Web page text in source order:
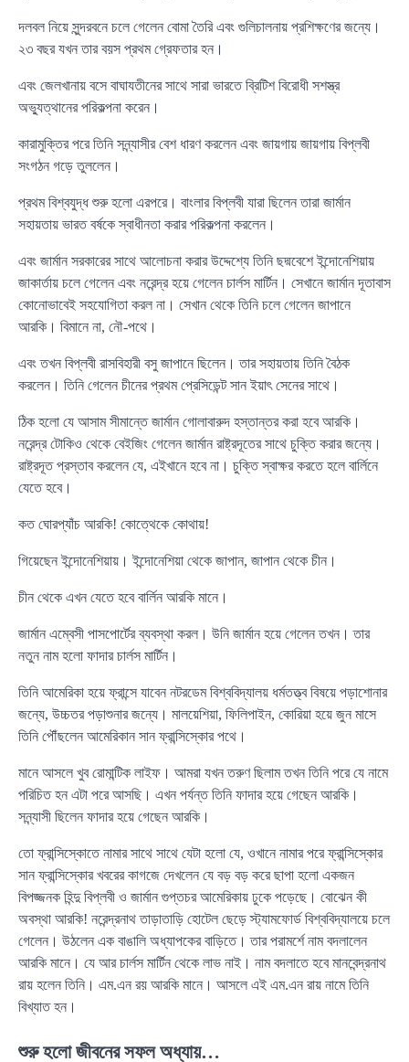
দলবল নিয়ে সুন্দরবনে চলে গেলেন বোমা তৈরি এবং গুলিচালনায় প্রশিক্ষণের জন্যে।
২৩ বছর যখন তার বয়স প্রথম গ্রেফতার হন।
এবং জেলখানায় বসে বাঘাযতীনের সাথে সারা ভারতে ব্রিটিশ বিরোধী সশস্ত্র
অভ্যুত্থানের পরিকল্পনা করেন।
কারামুক্তির পরে তিনি সন্ন্যাসীর বেশ ধারণ করলেন এবং জায়গায় জায়গায় বিপ্লবী
সংগঠন গড়ে তুললেন।
প্রথম বিশ্বযুদ্ধ শুরু হলো এরপরে। বাংলার বিপ্লবী যারা ছিলেন তারা জার্মান
সহায়তায় ভারত বর্ষকে স্বাধীনতা করার পরিকল্পনা করলেন।
এবং জার্মান সরকারের সাথে আলোচনা করার উদ্দেশ্যে তিনি ছদ্মবেশে ইন্দোনেশিয়ায়
জাকার্তায় চলে গেলেন এবং নরেন্দ্র হয়ে গেলেন চার্লস মার্টিন। সেখানে জার্মান দূতাবাস
কোনোভাবেই সহযোগিতা করল না। সেখান থেকে তিনি চলে গেলেন জাপানে
আরকি। বিমানে না, নৌ-পথে।
এবং তখন বিপ্লবী রাসবিহারী বসু জাপানে ছিলেন। তার সহায়তায় তিনি বৈঠক
করলেন। তিনি গেলেন চীনের প্রথম প্রেসিডেন্ট সান ইয়াৎ সেনের সাথে।
ঠিক হলো যে আসাম সীমান্তে জার্মান গোলাবারুদ হস্তান্তর করা হবে আরকি।
নরেন্দ্র টোকিও থেকে বেইজিং গেলেন জার্মান রাষ্ট্রদূতের সাথে চুক্তি করার জন্যে।
রাষ্ট্রদূত প্রস্তাব করলেন যে, এইখানে হবে না। চুক্তি স্বাক্ষর করতে হলে বার্লিনে
যেতে হবে।
কত ঘোরপ্যাঁচ আরকি! কোত্থেকে কোথায়!
গিয়েছেন ইন্দোনেশিয়ায়। ইন্দোনেশিয়া থেকে জাপান, জাপান থেকে চীন।
চীন থেকে এখন যেতে হবে বার্লিন আরকি মানে।
জার্মান এম্বেসী পাসপোর্টের ব্যবস্থা করল। উনি জার্মান হয়ে গেলেন তখন। তার
নতুন নাম হলো ফাদার চার্লস মার্টিন।
তিনি আমেরিকা হয়ে ফ্রান্সে যাবেন নটরডেম বিশ্ববিদ্যালয় ধর্মতত্ত্ব বিষয়ে পড়াশোনার
জন্যে, উচ্চতর পড়াশুনার জন্যে। মালয়েশিয়া, ফিলিপাইন, কোরিয়া হয়ে জুন মাসে
তিনি পৌঁছলেন আমেরিকান সান ফ্রান্সিস্কোর পথে।
মানে আসলে খুব রোমান্টিক লাইফ। আমরা যখন তরুণ ছিলাম তখন তিনি পরে যে নামে
পরিচিত হন এটা পরে আসছি। এখন পর্যন্ত তিনি ফাদার হয়ে গেছেন আরকি।
সন্ন্যাসী ছিলেন ফাদার হয়ে গেছেন আরকি।
তো ফ্রান্সিস্কোতে নামার সাথে সাথে যেটা হলো যে, ওখানে নামার পরে ফ্রান্সিস্কোর
সান ফ্রান্সিস্কোর খবরের কাগজে দেখলেন যে বড় বড় করে ছাপা হলো একজন
বিপজ্জনক হিন্দু বিপ্লবী ও জার্মান গুপ্তচর আমেরিকায় ঢুকে পড়েছে। বোঝেন কী
অবস্থা আরকি! নরেন্দ্রনাথ তাড়াতাড়ি হোটেল ছেড়ে স্ট্যামফোর্ড বিশ্ববিদ্যালয়ে চলে
গেলেন। উঠলেন এক বাঙালি অধ্যাপকের বাড়িতে। তার পরামর্শে নাম বদলালেন
আরকি মানে। যে আর চার্লস মার্টিন থেকে লাভ নাই। নাম বদলাতে হবে মানবেন্দ্রনাথ
রায় হলেন তিনি। এম.এন রয় আরকি মানে। আসলে এই এম.এন রায় নামে তিনি
বিখ্যাত হন।
শুরু হলো জীবনের সফল অধ্যায়…